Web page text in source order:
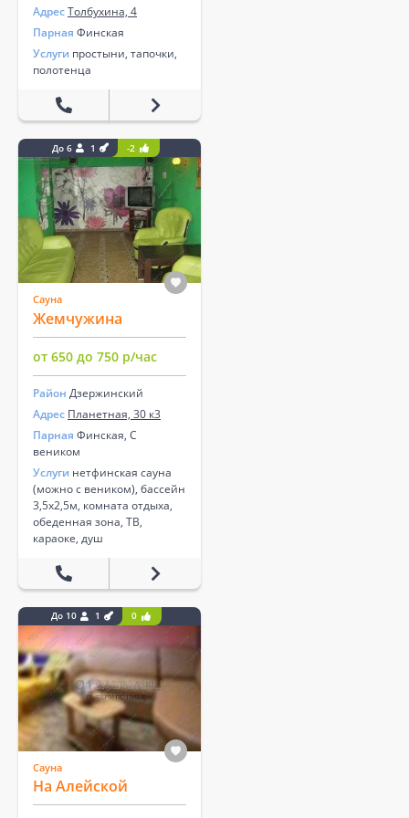
АдресТолбухина, 4
Парная Финская
Услуги простыни, тапочки,
полотенца
До 6 1 -2
Сауна
Жемчужина
от 650 до 750 р/час
Район Дзержинский
Адрес Планетная, 30 к3
Парная Финская, С
веником
Услуги нетфинская сауна
(можно с веником), бассейн
3,5х2,5м, комната отдыха,
обеденная зона, ТВ,
караоке, душ
До 10 1 0
Сауна
На Алейской